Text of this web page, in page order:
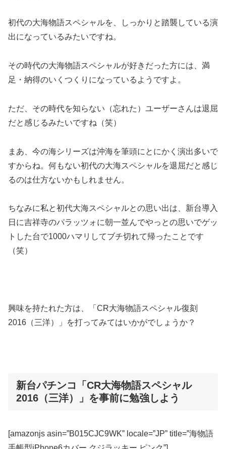
初代の大海物語スペシャルを、しっかりと踏襲している演
出になっているみたいですね。
その時代の大海物語スペシャルが好きだった方には、満
足・納得のいくつくりになっているようですよ。
ただ、その時代を知らない（忘れた）ユーザーさんは退屈
だと感じるみたいですね（笑）
まあ、今の海シリーズは沖海を筆頭にとにかく演出多いで
すからね。何もない初代の大海スペシャルを退屈だと感じ
るのは仕方ないかもしれません。
ちなみに私と初代大海スペシャルとの思い出は、新台導入
日に吉祥寺のパラッツォに朝一並んでやっとの思いでゲッ
トした台で1000ハマリしてブチ切れて帰ったことです
（笑）
興味を持たれた方は、「CR大海物語スペシャル復刻
2016（三洋）」を打ってみてはいかがでしょうか？
新台パチンコ「CR大海物語スペシャル
2016（三洋）」を事前に勉強しよう
[amazonjs asin=”B015CJC9WK” locale=”JP” title=”海物語